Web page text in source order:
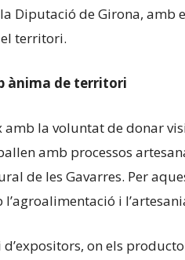
Diputació de Girona,
territori.
ànima de territori
amb la voluntat de donar
amb processos
de les Gavarres. Per
i
d’expositors, on els